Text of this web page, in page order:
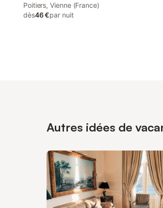
Poitiers, Vienne (France)
dès46 €par nuit
Autres idées de